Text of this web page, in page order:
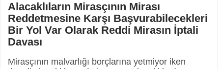
Alacaklıların Mirasçının Mirası
Reddetmesine Karşı Başvurabilecekleri
Bir Yol Var Olarak Reddi Mirasın İptali
Davası
Mirasçının malvarlığı borçlarına yetmiyor iken